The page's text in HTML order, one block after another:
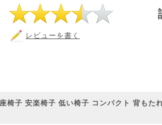
レビューを書く
椅子 安楽椅子 低い椅子 コンパクト 背も